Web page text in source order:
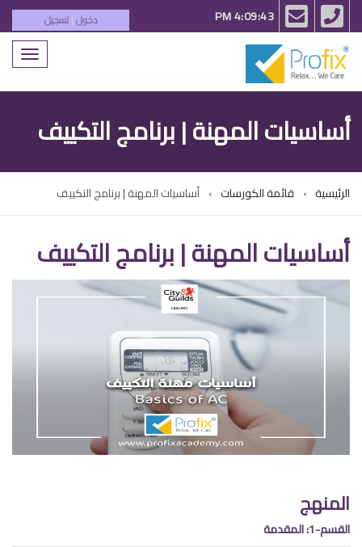
phone
email
4:09:43 PM دخول تسجيل
Toggle
أساسيات المهنة | برنامج التكييف
الرئيسية قائمة الكورسات أساسيات المهنة | برنامج التكييف
أساسيات المهنة | برنامج التكييف
المنهج
القسم-1: المقدمة